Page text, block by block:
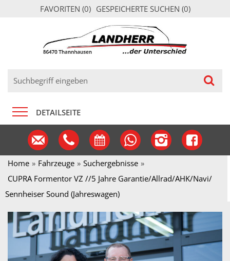
FAVORITEN (0) GESPEICHERTE SUCHEN (0)
DETAILSEITE
Home Fahrzeuge
Suchergebnisse
CUPRA Formentor VZ //5 Jahre Garantie/Allrad/AHK/Navi/
Sennheiser Sound (Jahreswagen)